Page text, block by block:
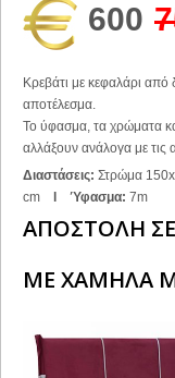
600
Κρεβάτι με κεφαλάρι από
αποτέλεσμα.
Το ύφασμα, τα χρώματα
αλλάξουν ανάλογα με
Διαστάσεις: Στρώμα
cm
Ύφασμα: 7m
ΑΠΟΣΤΟΛΗ
ΜΕ ΧΑΜΗΛΑ